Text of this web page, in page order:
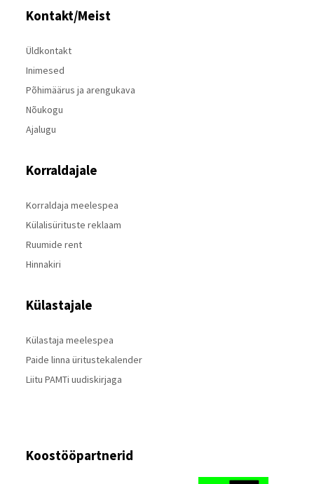
Kontakt/Meist
Üldkontakt
Inimesed
Põhimäärus ja arengukava
Nõukogu
Ajalugu
Korraldajale
Korraldaja meelespea
Külalisürituste reklaam
Ruumide rent
Hinnakiri
Külastajale
Külastaja meelespea
Paide linna üritustekalender
Liitu PAMTi uudiskirjaga
Koostööpartnerid